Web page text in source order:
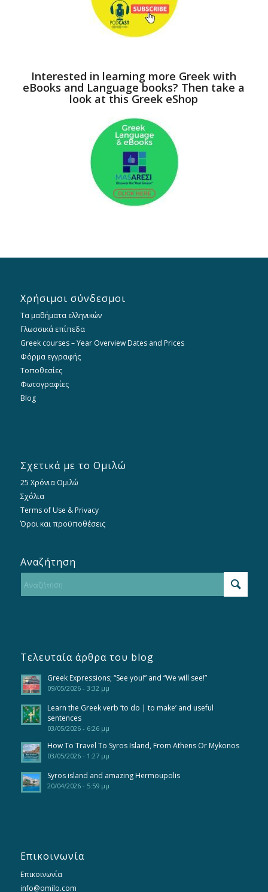
Interested in learning more Greek with
eBooks and Language books? Then take a
look at this Greek eShop
Χρήσιμοι σύνδεσμοι
Τα μαθήματα ελληνικών
Γλωσσικά επίπεδα
Greek courses – Year Overview Dates and Prices
Φόρμα εγγραφής
Τοποθεσίες
Φωτογραφίες
Blog
Σχετικά με το Ομιλώ
25 Χρόνια Ομιλώ
Σχόλια
Terms of Use & Privacy
Όροι και προϋποθέσεις
Αναζήτηση
Τελευταία άρθρα του blog
Greek Expressions; “See you!” and “We will see!”
09/05/2026 - 3:32 μμ
Learn the Greek verb ‘to do | to make’ and useful
sentences
03/05/2026 - 6:26 μμ
How To Travel To Syros Island, From Athens Or Mykonos
03/05/2026 - 1:27 μμ
Syros island and amazing Hermoupolis
20/04/2026 - 5:59 μμ
Επικοινωνία
Επικοινωνία
info@omilo.com